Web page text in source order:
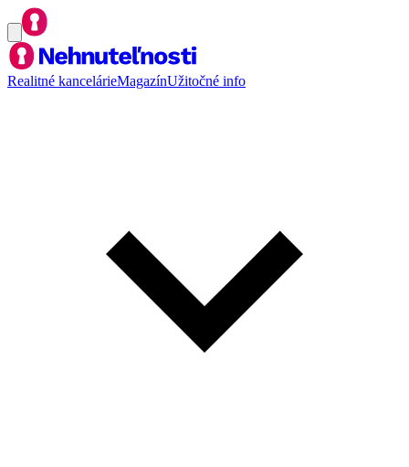
Realitné kancelárieMagazínUžitočné info